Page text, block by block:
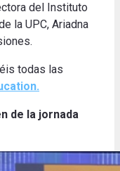
del Instituto
la UPC, Ariadna
todas las
.
de la jornada